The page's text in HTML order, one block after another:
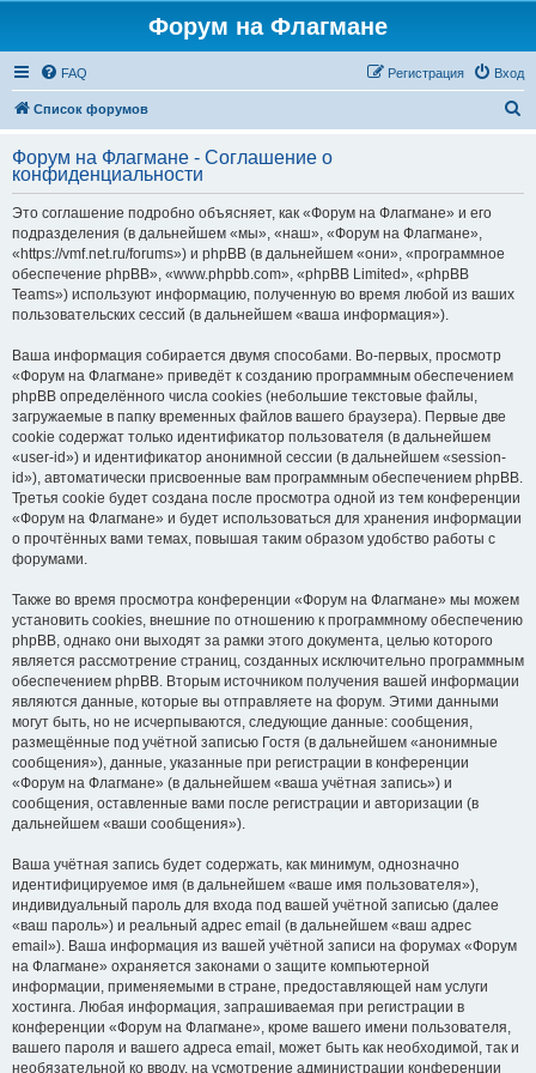
Форум на Флагмане
FAQ Вход
Регистрация
Список форумов
с
Форум на Флагмане - Соглашение о
конфиденциальности
Это соглашение подробно объясняет, как «Форум на Флагмане» и его
подразделения (в дальнейшем «мы», «наш», «Форум на Флагмане»,
«https://vmf.net.ru/forums») и phpBB (в дальнейшем «они», «программное
обеспечение phpBB», «www.phpbb.com», «phpBB Limited», «phpBB
Teams») используют информацию, полученную во время любой из ваших
пользовательских сессий (в дальнейшем «ваша информация»).
Ваша информация собирается двумя способами. Во-первых, просмотр
«Форум на Флагмане» приведёт к созданию программным обеспечением
phpBB определённого числа cookies (небольшие текстовые файлы,
загружаемые в папку временных файлов вашего браузера). Первые две
cookie содержат только идентификатор пользователя (в дальнейшем
«user-id») и идентификатор анонимной сессии (в дальнейшем «session-
id»), автоматически присвоенные вам программным обеспечением phpBB.
Третья cookie будет создана после просмотра одной из тем конференции
«Форум на Флагмане» и будет использоваться для хранения информации
о прочтённых вами темах, повышая таким образом удобство работы с
форумами.
Также во время просмотра конференции «Форум на Флагмане» мы можем
установить cookies, внешние по отношению к программному обеспечению
phpBB, однако они выходят за рамки этого документа, целью которого
является рассмотрение страниц, созданных исключительно программным
обеспечением phpBB. Вторым источником получения вашей информации
являются данные, которые вы отправляете на форум. Этими данными
могут быть, но не исчерпываются, следующие данные: сообщения,
размещённые под учётной записью Гостя (в дальнейшем «анонимные
сообщения»), данные, указанные при регистрации в конференции
«Форум на Флагмане» (в дальнейшем «ваша учётная запись») и
сообщения, оставленные вами после регистрации и авторизации (в
дальнейшем «ваши сообщения»).
Ваша учётная запись будет содержать, как минимум, однозначно
идентифицируемое имя (в дальнейшем «ваше имя пользователя»),
индивидуальный пароль для входа под вашей учётной записью (далее
«ваш пароль») и реальный адрес email (в дальнейшем «ваш адрес
email»). Ваша информация из вашей учётной записи на форумах «Форум
на Флагмане» охраняется законами о защите компьютерной
информации, применяемыми в стране, предоставляющей нам услуги
хостинга. Любая информация, запрашиваемая при регистрации в
конференции «Форум на Флагмане», кроме вашего имени пользователя,
вашего пароля и вашего адреса email, может быть как необходимой, так и
необязательной ко вводу, на усмотрение администрации конференции